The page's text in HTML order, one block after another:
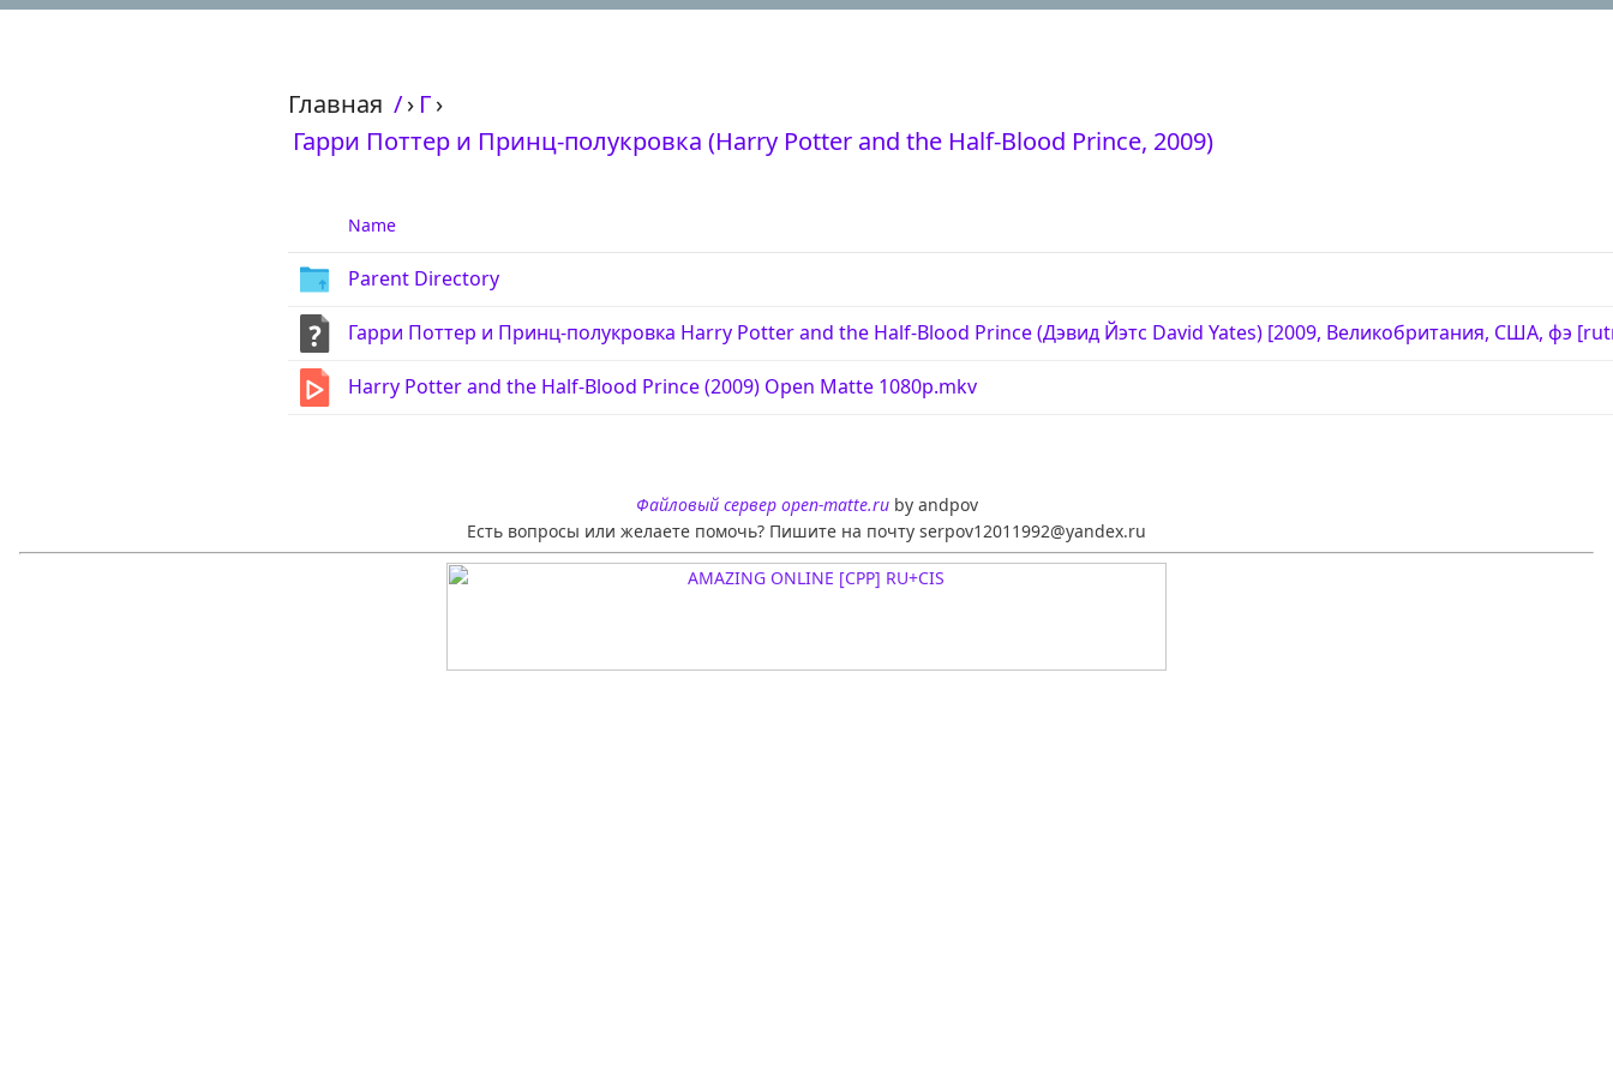
Главная /› Г›
Гарри Поттер и Принц-полукровка (Harry Potter and the Half-Blood Prince, 2009)
Name
Parent Directory
Гарри Поттер и Принц-полукровка Harry Potter and the Half-Blood Prince (Дэвид Йэтс David Yates) [2009, Великобритания, США, фэ
Harry Potter and the Half-Blood Prince (2009) Open Matte 1080p.mkv
Файловый сервер open-matte.ruby andpov
Есть вопросы или желаете помочь? Пишите на почту serpov12011992@yandex.ru